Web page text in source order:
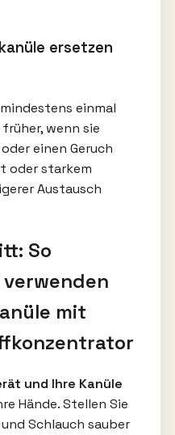
ersetzen
einmal
wenn sie
einen Geruch
oder starkem
Austausch
So
mit
und Ihre Kanüle
Hände. Stellen Sie
Schlauch sauber